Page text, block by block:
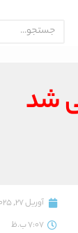
آوریل 27, 2025
7:07 ب.ظ